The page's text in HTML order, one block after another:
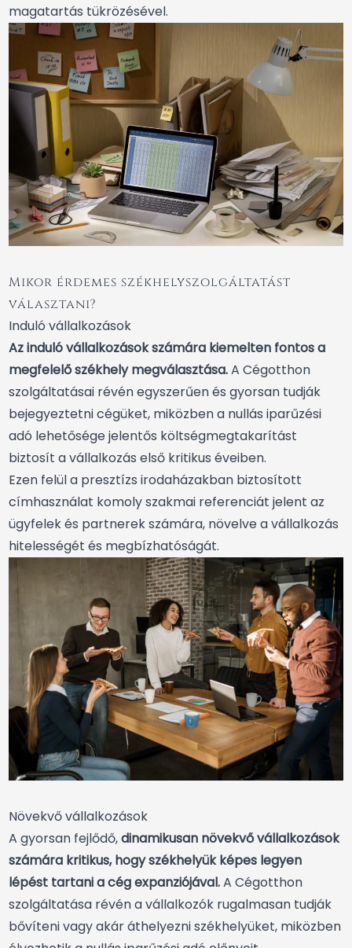
magatartás tükrözésével.
Mikor érdemes székhelyszolgáltatást
választani?
Induló vállalkozások
Az induló vállalkozások számára kiemelten fontos a
megfelelő székhely megválasztása.A Cégotthon
szolgáltatásai révén egyszerűen és gyorsan tudják
bejegyeztetni cégüket, miközben a nullás iparűzési
adó lehetősége jelentős költségmegtakarítást
biztosít a vállalkozás első kritikus éveiben.
Ezen felül a presztízs irodaházakban biztosított
címhasználat komoly szakmai referenciát jelent az
ügyfelek és partnerek számára, növelve a vállalkozás
hitelességét és megbízhatóságát.
Növekvő vállalkozások
A gyorsan fejlődő,dinamikusan növekvő vállalkozások
számára kritikus, hogy székhelyük képes legyen
lépést tartani a cég expanziójával.A Cégotthon
szolgáltatása révén a vállalkozók rugalmasan tudják
bővíteni vagy akár áthelyezni székhelyüket, miközben